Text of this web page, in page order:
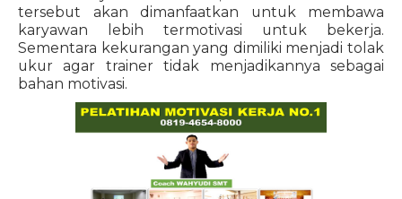
tersebut akan dimanfaatkan untuk membawa
karyawan lebih termotivasi untuk bekerja.
Sementara kekurangan yang dimiliki menjadi tolak
ukur agar trainer tidak menjadikannya sebagai
bahan motivasi.